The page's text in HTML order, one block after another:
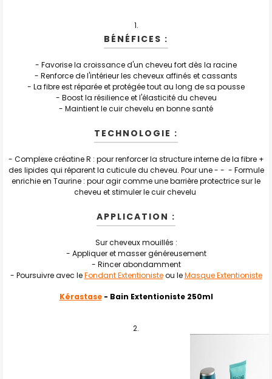
SÉLECTION
AU PANIER
BÉNÉFICES :
- Favorise la croissance d'un cheveu fort dès la racine
- Renforce de l'intérieur les cheveux affinés et cassants
- La fibre est réparée et protégée tout au long de sa pousse
- Boost la résilience et l'élasticité du cheveu
- Maintient le cuir chevelu en bonne santé
TECHNOLOGIE :
- Complexe créatine R : pour renforcer la structure interne de la fibre +
des lipides qui réparent la cuticule du cheveu. Pour une - - - Formule
enrichie en Taurine : pour agir comme une barrière protectrice sur le
cheveu et stimuler le cuir chevelu
APPLICATION :
Sur cheveux mouillés :
- Appliquer et masser généreusement
- Rincer abondamment
- Poursuivre avec leFondant Extentionisteou leMasque Extentioniste
Kérastase- Bain Extentioniste 250ml